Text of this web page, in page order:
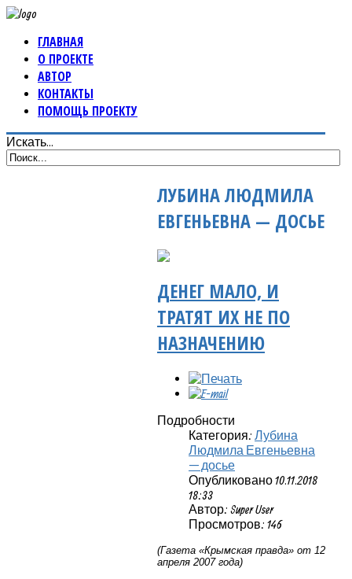
ГЛАВНАЯ
О ПРОЕКТЕ
АВТОР
КОНТАКТЫ
ПОМОЩЬ ПРОЕКТУ
Искать...
ЛУБИНА ЛЮДМИЛА
ЕВГЕНЬЕВНА — ДОСЬЕ
ДЕНЕГ МАЛО, И
ТРАТЯТ ИХ НЕ ПО
НАЗНАЧЕНИЮ
Подробности
Категория: Лубина
Людмила Евгеньевна
— досье
Опубликовано 10.11.2018
18:33
Автор: Super User
Просмотров: 146
(Газета «Крымская правда» от 12
апреля 2007 года)